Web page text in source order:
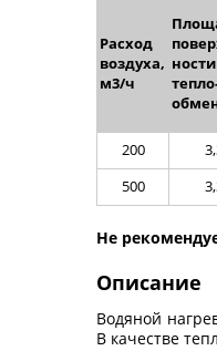
Расход
воздуха,
м3/ч
ности
200
500
Не
Описание
Водяной
В качестве